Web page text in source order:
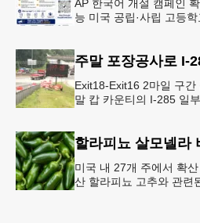
AP 한국어 개설 캠페인
능 미국 공립·사립 고등
Exit18-Exit16 2마일 구
말 캅 카운티의 I-285 일
미국 내 27개 주에서 확
산 할라피뇨 고추와 관련